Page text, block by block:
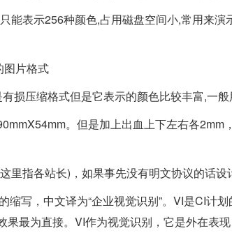
能表示256种颜色,占用磁盘空间小,常用来
图片格式
损压缩格式但是它表示的颜色比较丰富,一般
。但是加上出血上下左右各
里指各站长)，如果事先没有明文协议的话设
缩写，中文译为“企业视觉识别”。VI是CI计
果最为直接。VI作为视觉识别，它是外在表